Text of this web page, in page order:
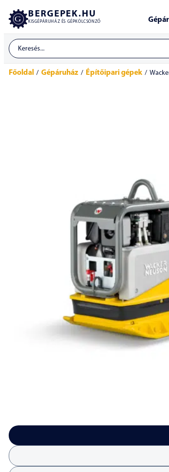
BERGEPEK.HU
KISGÉPÁRUHÁZ ÉS GÉPKÖLCSÖNZŐ
Főoldal / Gépáruház / Építőipari gépek /